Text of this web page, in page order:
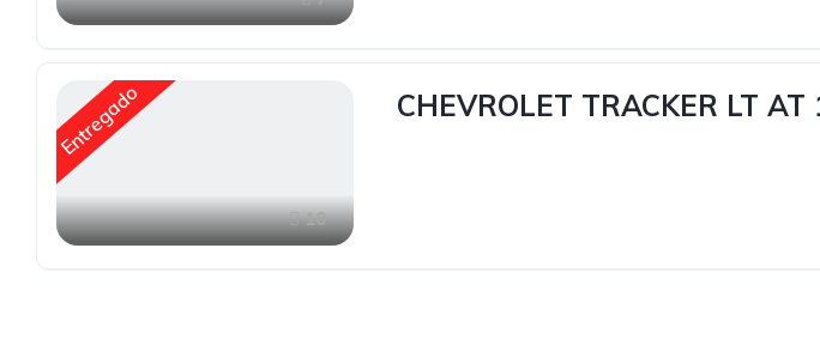
Entregado
10
CHEVROLET TRACKER LT AT